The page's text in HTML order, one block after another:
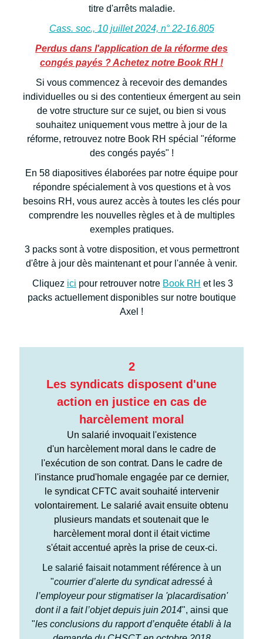
titre d'arrêts maladie.
Cass. soc., 10 juillet 2024, n° 22-16.805
Perdus dans l'application de la réforme des
congés payés ? Achetez notre Book RH !
Si vous commencez à recevoir des demandes
individuelles ou si des contentieux émergent au sein
de votre structure sur ce sujet, ou bien si vous
souhaitez uniquement vous mettre à jour de la
réforme, retrouvez notre Book RH spécial "réforme
des congés payés" !
En 58 diapositives élaborées par notre équipe pour
répondre spécialement à vos questions et à vos
besoins RH, vous aurez accès à toutes les clés pour
comprendre les nouvelles règles et à de multiples
exemples pratiques.
3 packs sont à votre disposition, et vous permettront
d'être à jour dès maintenant et pour l'année à venir.
Cliquez ici pour retrouver notre Book RH et les 3
packs actuellement disponibles sur notre boutique
Axel !
2
Les syndicats disposent d'une
action en justice en cas de
harcèlement moral
Un salarié invoquait l'existence
d'un harcèlement moral dans le cadre de
l'exécution de son contrat. Dans le cadre de
l'instance prud'homale engagée par ce dernier,
le syndicat CFTC avait souhaité intervenir
volontairement. Le salarié avait ensuite obtenu
plusieurs mandats et soutenait que le
harcèlement moral dont il était victime
s'était accentué après la prise de ceux-ci.
Le salarié faisait notamment référence à un
"courrier d’alerte du syndicat adressé à
l’employeur pour stigmatiser la 'placardisation'
dont il a fait l’objet depuis juin 2014", ainsi que
"les conclusions du rapport d’enquête établi à la